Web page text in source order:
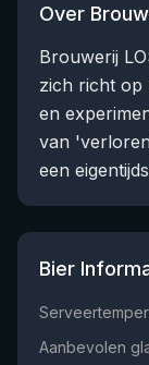
Over
Brouwerij
zich richt op
en
van
een
Bier
Aanbevolen